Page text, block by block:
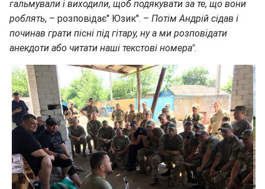
гальмували і виходили, щоб подякувати за те, що вони
роблять, – розповідає" Юзик". – Потім Андрій сідав і
починав грати пісні під гітару, ну а ми розповідати
анекдоти або читати наші текстові номера".